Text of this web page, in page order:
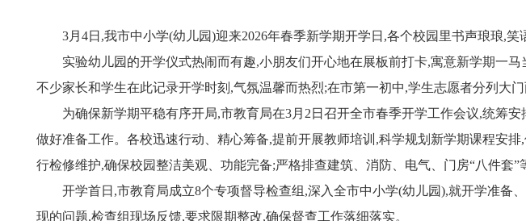
3月4日,我市中小学(幼儿园)迎来2026年春季新学期开学日,各个校园里书声琅琅,笑
实验幼儿园的开学仪式热闹而有趣,小朋友们开心地在展板前打卡,寓意新学期一
不少家长和学生在此记录开学时刻,气氛温馨而热烈;在市第一初中,学生志愿者分列大
为确保新学期平稳有序开局,市教育局在3月2日召开全市春季开学工作会议,统筹
做好准备工作。各校迅速行动、精心筹备,提前开展教师培训,科学规划新学期课程安
行检修维护,确保校园整洁美观、功能完备;严格排查建筑、消防、电气、门房“八件套
开学首日,市教育局成立8个专项督导检查组,深入全市中小学(幼儿园),就开学准
现的问题,检查组现场反馈,要求限期整改,确保督查工作落细落实。